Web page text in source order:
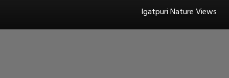
Igatpuri Nature Views